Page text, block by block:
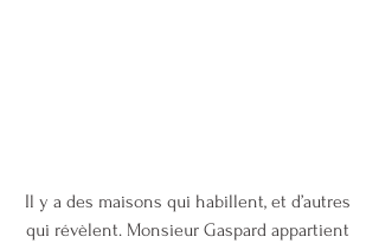
Il y a des maisons qui habillent, et d’autres
qui révèlent. Monsieur Gaspard appartient